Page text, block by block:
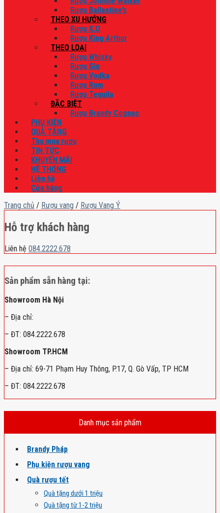
Rượu Ballantine’s
THEO XU HƯỚNG
Rượu X.O
Rượu King Arthur
THEO LOẠI
Rượu Whisky
Rượu Gin
Rượu Vodka
Rượu Rum
Rượu Tequila
ĐẶC BIỆT
Rượu Brandy Cognac
PHỤ KIỆN
QUÀ TẶNG
Thu mua rượu
TIN TỨC
KHUYẾN MÃI
HỆ THỐNG
Liên hệ
Cửa hàng
Trang chủ / Rượu vang / Rượu Vang Ý
Hỗ trợ khách hàng
Liên hệ 084.2222.678
Sản phẩm sẵn hàng tại:
Showroom Hà Nội
– Địa chỉ:
– ĐT: 084.2222.678
Showroom TP.HCM
– Địa chỉ: 69-71 Phạm Huy Thông, P.17, Q. Gò Vấp, TP HCM
– ĐT: 084.2222.678
Danh mục sản phẩm
Brandy Pháp
Phụ kiện rượu vang
Quà rượu tết
Quà tặng dưới 1 triệu
Quà tặng từ 1-2 triệu